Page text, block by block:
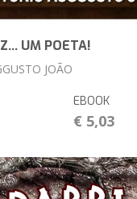
UM POETA!
JOÃO
EBOOK
€ 5,03